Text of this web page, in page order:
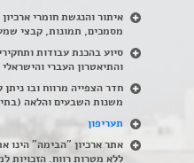
איתור והנגשת חומרי ארכיון
מסמכים, תמונות, קבצי
סיוע בהכנת עבודות
והתיאטרון העברי
משנות השבעים והלאה
תעריפון
אתר ארכיון "הבימה" הינו
ללא מטרות רווח. הזכויות